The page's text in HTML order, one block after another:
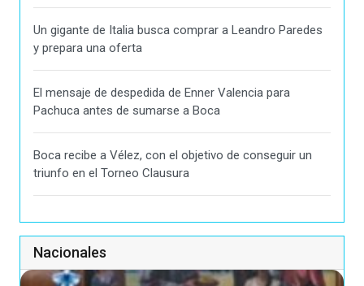
Un gigante de Italia busca comprar a Leandro Paredes
y prepara una oferta
El mensaje de despedida de Enner Valencia para
Pachuca antes de sumarse a Boca
Boca recibe a Vélez, con el objetivo de conseguir un
triunfo en el Torneo Clausura
Nacionales